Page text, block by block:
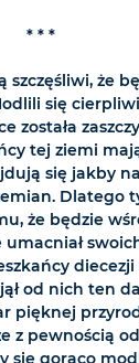
* * *
szczęśliwi, że
się
została
tej ziemi
się jakby
Dlatego
że będzie
umacniał
diecezji
od nich ten
pięknej
z pewnością
się gorąco